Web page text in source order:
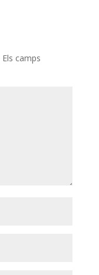
Els camps